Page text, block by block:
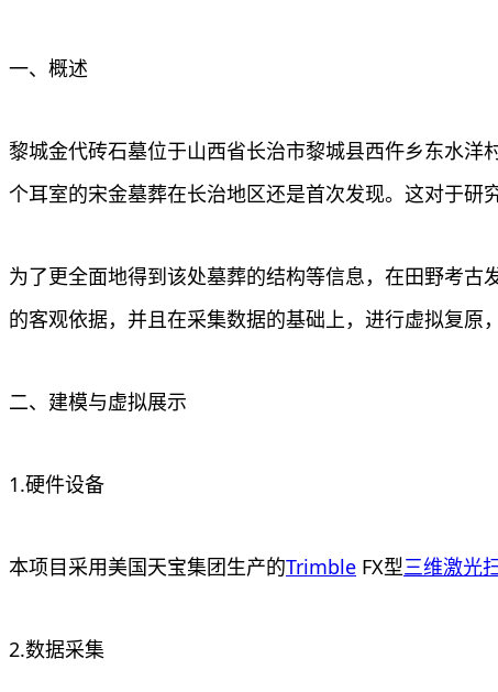
一、概述
黎城金代砖石墓位于山西省长治市黎城县西仵乡东水
个耳室的宋金墓葬在长治地区还是首次发现。这对于研
为了更全面地得到该处墓葬的结构等信息，在田野考古
的客观依据，并且在采集数据的基础上，进行虚拟复原
二、建模与虚拟展示
1.硬件设备
本项目采用美国天宝集团生产的Trimble FX型三维激光
2.数据采集